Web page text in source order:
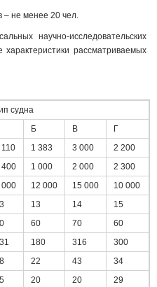
– не менее 20 чел.
научно-иссле­довательских
рассматриваемых
судна
Б В
Г
1 383 3 000
2 200
400 1 000 2 000
2 300
000 12 000 15 000
10 000
13 14
15
60 70
60
180 316
300
22 43
34
20 20 29